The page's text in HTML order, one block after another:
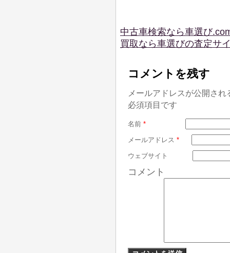
中古車検索なら車選び
買取なら車選びの査定サ
コメントを残す
メールアドレスが公開さ
必須項目です
名前 *
メールアドレス *
ウェブサイト
コメント